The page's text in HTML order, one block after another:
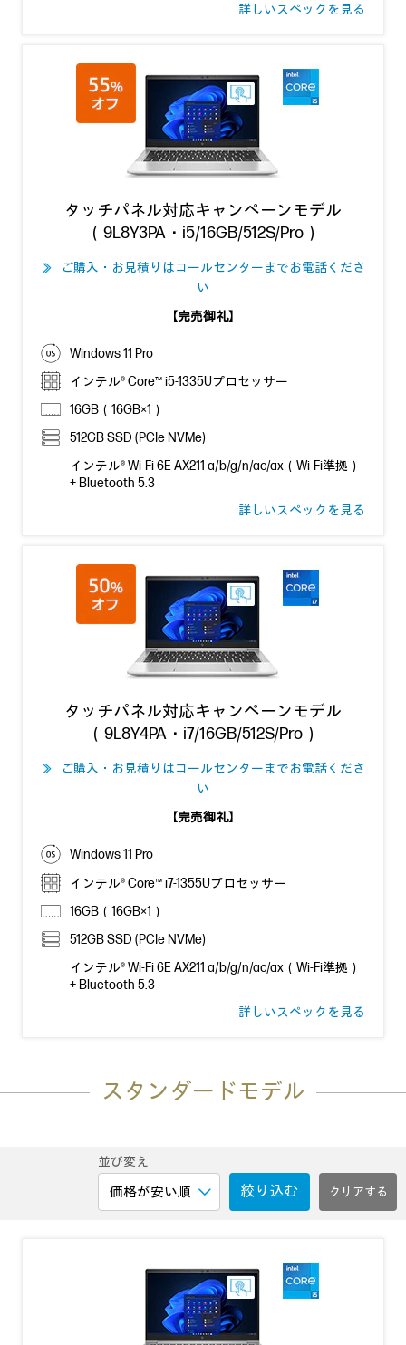
詳しいスペックを見る
タッチパネル対応キャンペーンモデル
（9L8Y3PA・i5/16GB/512S/Pro）
≫
ご購入・お見積りはコールセンターまでお電話くださ
い
【完売御礼】
Windows 11 Pro
インテル® Core™ i5-1335Uプロセッサー
16GB（16GB×1）
512GB SSD (PCIe NVMe)
インテル® Wi-Fi 6E AX211 a/b/g/n/ac/ax（Wi-Fi準拠）
+ Bluetooth 5.3
詳しいスペックを見る
タッチパネル対応キャンペーンモデル
（9L8Y4PA・i7/16GB/512S/Pro）
≫
ご購入・お見積りはコールセンターまでお電話くださ
い
【完売御礼】
Windows 11 Pro
インテル® Core™ i7-1355Uプロセッサー
16GB（16GB×1）
512GB SSD (PCIe NVMe)
インテル® Wi-Fi 6E AX211 a/b/g/n/ac/ax（Wi-Fi準拠）
+ Bluetooth 5.3
詳しいスペックを見る
スタンダードモデル
絞り込む
並び変え